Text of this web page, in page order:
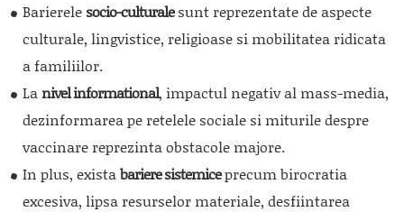
Barierele socio-culturalesunt reprezentate de aspecte
culturale, lingvistice, religioase si mobilitatea ridicata
a familiilor.
Lanivel informational, impactul negativ al mass-media,
dezinformarea pe retelele sociale si miturile despre
vaccinare reprezinta obstacole majore.
In plus, existabariere sistemiceprecum birocratia
excesiva, lipsa resurselor materiale, desfiintarea